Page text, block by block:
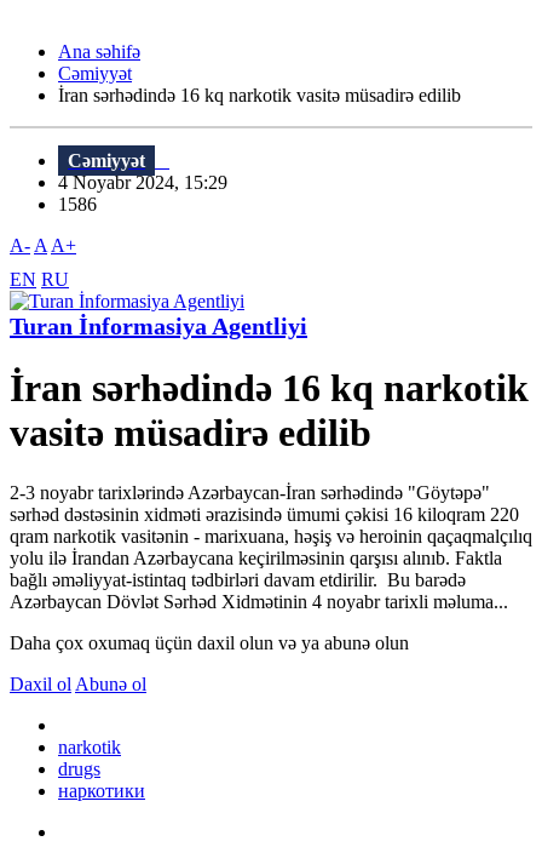
Ana səhifə
Cəmiyyət
İran sərhədində 16 kq narkotik vasitə müsadirə edilib
Cəmiyyət
4 Noyabr 2024, 15:29
1586
A- A A+
EN RU
Turan İnformasiya Agentliyi
İran sərhədində 16 kq narkotik
vasitə müsadirə edilib
2-3 noyabr tarixlərində Azərbaycan-İran sərhədində "Göytəpə"
sərhəd dəstəsinin xidməti ərazisində ümumi çəkisi 16 kiloqram 220
qram narkotik vasitənin - marixuana, həşiş və heroinin qaçaqmalçılıq
yolu ilə İrandan Azərbaycana keçirilməsinin qarşısı alınıb. Faktla
bağlı əməliyyat-istintaq tədbirləri davam etdirilir. Bu barədə
Azərbaycan Dövlət Sərhəd Xidmətinin 4 noyabr tarixli məluma...
Daha çox oxumaq üçün daxil olun və ya abunə olun
Daxil ol Abunə ol
narkotik
drugs
наркотики